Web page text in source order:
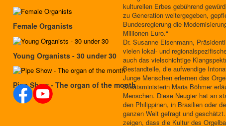
kulturellen Erbes gebührend
zu Generation weitergegeben,
Bundesregierung die
Millionen Euro.“
Dr. Susanne Eisenmann,
vielen lokal- und
auch das vielschichtige
Bestandteile, die aufwendige
Junge Menschen erlernen das
Staatsministerin Maria Böhmer
Menschen. Diese Neugier hat an
den Philippinen, in Brasilien oder
ganzen Welt gefragt und
zeigen, dass die Kultur des
Female Organists
Young Organists - 30 under 30
Pipe Show - The organ of the month